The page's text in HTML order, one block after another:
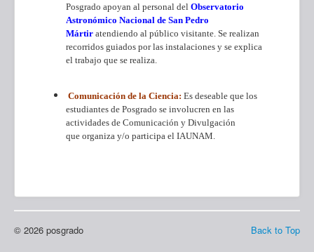
Posgrado apoyan al personal del Observatorio
Astronómico Nacional de San Pedro
Mártiratendiendo al público visitante. Se realizan
recorridos guiados por las instalaciones y se explica
el trabajo que se realiza.
Comunicación de la Ciencia: Es deseable que los
estudiantes de Posgrado se involucren en las
actividades de Comunicación y Divulgación
que organiza y/o participa el IAUNAM.
Back to Top
© 2026 posgrado